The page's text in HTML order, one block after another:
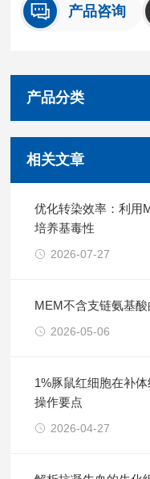
产品咨询
产品分类
相关文章
优化转染效率：利用
培养基毒性
2026-07-27
MEM不含支链氨基
2026-05-06
1%豚鼠红细胞在补
操作要点
2026-04-27